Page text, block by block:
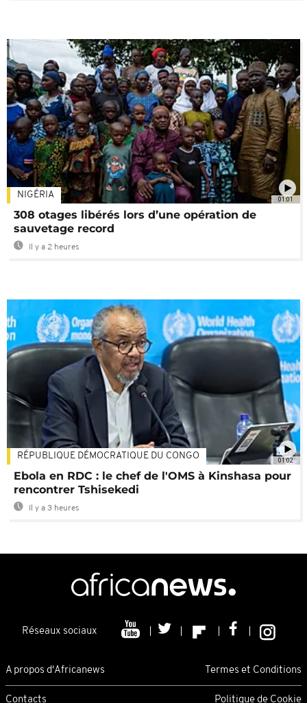
01:01
NIGÉRIA
308 otages libérés lors d’une opération de
sauvetage record
Il y a 2 heures
01:02
RÉPUBLIQUE DÉMOCRATIQUE DU CONGO
Ebola en RDC : le chef de l'OMS à Kinshasa pour
rencontrer Tshisekedi
Il y a 3 heures
Réseaux sociaux
A propos d'Africanews Termes et Conditions
Contacts Politique de Cookie